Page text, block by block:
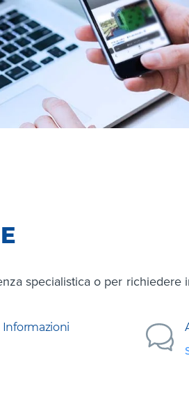
specialistica o per
Informazioni